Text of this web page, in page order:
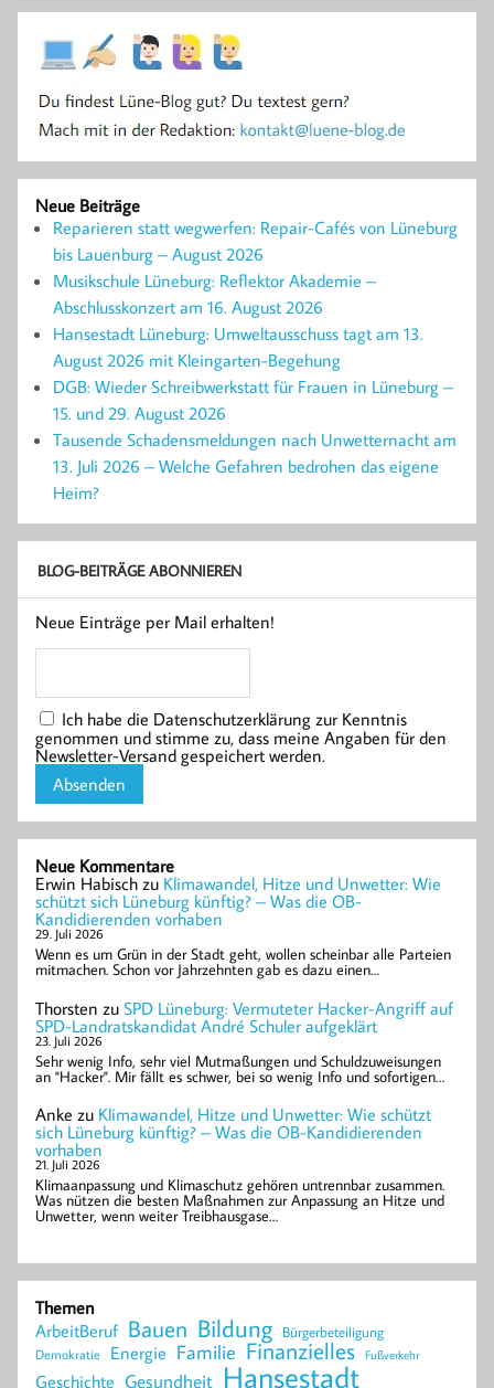
Neue Beiträge
Reparieren statt wegwerfen: Repair-Cafés von Lüneburg
bis Lauenburg – August 2026
Musikschule Lüneburg: Reflektor Akademie –
Abschlusskonzert am 16. August 2026
Hansestadt Lüneburg: Umweltausschuss tagt am 13.
August 2026 mit Kleingarten-Begehung
DGB: Wieder Schreibwerkstatt für Frauen in Lüneburg –
15. und 29. August 2026
Tausende Schadensmeldungen nach Unwetternacht am
13. Juli 2026 – Welche Gefahren bedrohen das eigene
Heim?
BLOG-BEITRÄGE ABONNIEREN
Neue Einträge per Mail erhalten!
Ich habe die Datenschutzerklärung zur Kenntnis
genommen und stimme zu, dass meine Angaben für den
Newsletter-Versand gespeichert werden.
Neue Kommentare
Erwin Habisch zu Klimawandel, Hitze und Unwetter: Wie
schützt sich Lüneburg künftig? – Was die OB-
Kandidierenden vorhaben
29. Juli 2026
Wenn es um Grün in der Stadt geht, wollen scheinbar alle Parteien
mitmachen. Schon vor Jahrzehnten gab es dazu einen…
Thorsten zu SPD Lüneburg: Vermuteter Hacker-Angriff auf
SPD-Landratskandidat André Schuler aufgeklärt
23. Juli 2026
Sehr wenig Info, sehr viel Mutmaßungen und Schuldzuweisungen
an "Hacker". Mir fällt es schwer, bei so wenig Info und sofortigen…
Anke zu Klimawandel, Hitze und Unwetter: Wie schützt
sich Lüneburg künftig? – Was die OB-Kandidierenden
vorhaben
21. Juli 2026
Klimaanpassung und Klimaschutz gehören untrennbar zusammen.
Was nützen die besten Maßnahmen zur Anpassung an Hitze und
Unwetter, wenn weiter Treibhausgase…
Themen
ArbeitBeruf Bauen Bildung Bürgerbeteiligung
Demokratie Energie Familie Finanzielles Fußverkehr
Geschichte Gesundheit Hansestadt